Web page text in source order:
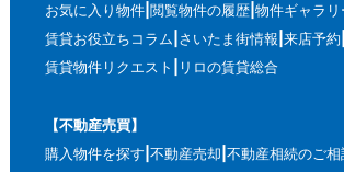
お気に入り物件 閲覧物件の履歴 物件ギャラリ
賃貸お役立ちコラム さいたま街情報 来店予約
賃貸物件リクエスト
リロの賃貸総合
【不動産売買】
購入物件を探す 不動産売却 不動産相続のご相